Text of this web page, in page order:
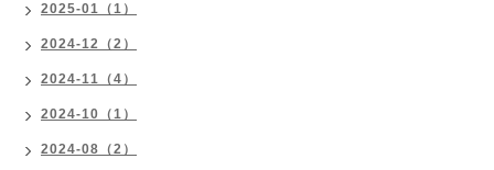
2025-01（1）
2024-12（2）
2024-11（4）
2024-10（1）
2024-08（2）